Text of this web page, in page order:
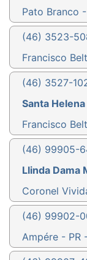
Pato Branco
(46) 3523-
Francisco
(46) 3527-
Santa
Francisco
(46) 99905-
Llinda Dama
Coronel
(46) 99902-
Ampére - PR